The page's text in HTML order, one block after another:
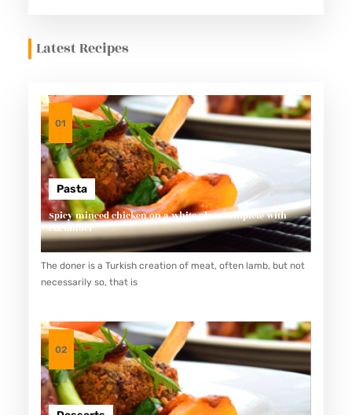
A
N
E
S
I
U
M
L
-
T
R
E
O
N
A
Latest Recipes
01
Pasta
Spicy minced chicken on a white plate complete with
cucumber
The doner is a Turkish creation of meat, often lamb, but not
necessarily so, that is
02